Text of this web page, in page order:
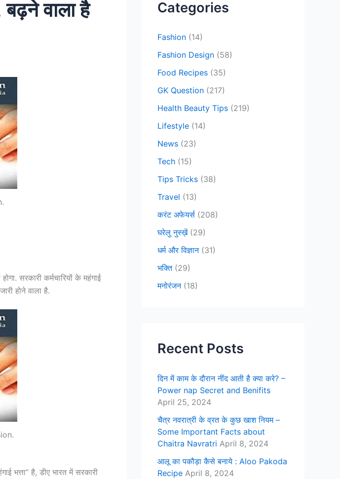
वाला है
सरकारी कर्मचारियों के महंगाई
होने वाला है.
भत्ता” है, डीए भारत में सरकारी
h
o
r
:
Categories
Fashion (14)
Fashion Design (58)
Food Recipes (35)
GK Question (217)
Health Beauty Tips (219)
Lifestyle (14)
News (23)
Tech (15)
Tips Tricks (38)
Travel (13)
करंट अफेयर्स (208)
घरेलु नुस्ख़ें(29)
धर्म और विज्ञान(31)
भक्ति(29)
मनोरंजन(18)
Recent Posts
दिन में काम के दौरान नींद आती है क्या करे? –
Power nap Secret and Benifits
April 25, 2024
चैत्र नवरात्री के व्रत के कुछ खाश नियम –
Some Important Facts about
Chaitra Navratri April 8, 2024
आलू का पकौड़ा कैसे बनाये : Aloo Pakoda
Recipe April 8, 2024